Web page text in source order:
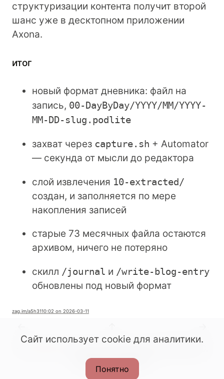
структуризации контента получит второй
шанс уже в десктопном приложении
Axona.
итог
новый формат дневника: файл на
запись, 00-DayByDay/YYYY/MM/YYYY-
MM-DD-slug.podlite
захват через capture.sh + Automator
— секунда от мысли до редактора
слой извлечения 10-extracted/
создан, и заполняется по мере
накопления записей
старые 73 месячных файла остаются
архивом, ничего не потеряно
скилл /journal и /write-blog-entry
обновлены под новый формат
zag.im/a5h3110:02 on 2026-03-11
Made with Podlite
Сайт использует cookie для аналитики.
Понятно